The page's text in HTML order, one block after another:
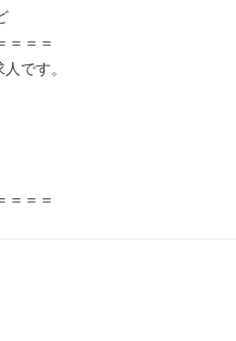
＝＝＝
です。
＝＝＝